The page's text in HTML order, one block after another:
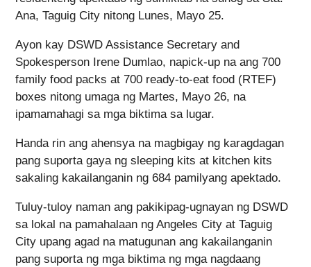
Ana, Taguig City nitong Lunes, Mayo 25.
Ayon kay DSWD Assistance Secretary and
Spokesperson Irene Dumlao, napick-up na ang 700
family food packs at 700 ready-to-eat food (RTEF)
boxes nitong umaga ng Martes, Mayo 26, na
ipamamahagi sa mga biktima sa lugar.
Handa rin ang ahensya na magbigay ng karagdagan
pang suporta gaya ng sleeping kits at kitchen kits
sakaling kakailanganin ng 684 pamilyang apektado.
Tuluy-tuloy naman ang pakikipag-ugnayan ng DSWD
sa lokal na pamahalaan ng Angeles City at Taguig
City upang agad na matugunan ang kakailanganin
pang suporta ng mga biktima ng mga nagdaang